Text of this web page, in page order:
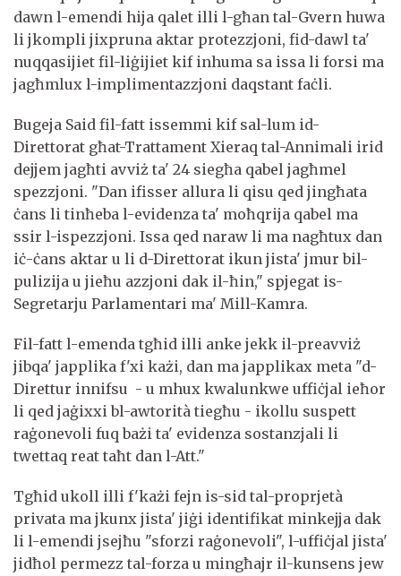
dawn l-emendi hija qalet illi l-għan tal-Gvern huwa
li jkompli jixpruna aktar protezzjoni, fid-dawl ta'
nuqqasijiet fil-liġijiet kif inhuma sa issa li forsi ma
jagħmlux l-implimentazzjoni daqstant faċli.
Bugeja Said fil-fatt issemmi kif sal-lum id-
Direttorat għat-Trattament Xieraq tal-Annimali irid
dejjem jagħti avviż ta' 24 siegħa qabel jagħmel
spezzjoni. "Dan ifisser allura li qisu qed jingħata
ċans li tinħeba l-evidenza ta' moħqrija qabel ma
ssir l-ispezzjoni. Issa qed naraw li ma nagħtux dan
iċ-ċans aktar u li d-Direttorat ikun jista' jmur bil-
pulizija u jieħu azzjoni dak il-ħin," spjegat is-
Segretarju Parlamentari ma' Mill-Kamra.
Fil-fatt l-emenda tgħid illi anke jekk il-preavviż
jibqa' japplika f'xi każi, dan ma japplikax meta "d-
Direttur innifsu - u mhux kwalunkwe uffiċjal ieħor
li qed jaġixxi bl-awtorità tiegħu - ikollu suspett
raġonevoli fuq bażi ta' evidenza sostanzjali li
twettaq reat taħt dan l-Att."
Tgħid ukoll illi f'każi fejn is-sid tal-proprjetà
privata ma jkunx jista' jiġi identifikat minkejja dak
li l-emendi jsejħu "sforzi raġonevoli", l-uffiċjal jista'
jidħol permezz tal-forza u mingħajr il-kunsens jew